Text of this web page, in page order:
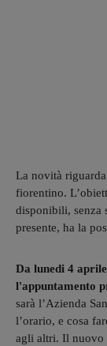
La novità
fiorentino.
disponibili, senza
presente, ha la
Da lunedi 4
l'appuntamento
sarà l’Azienda
l’orario, e cosa
agli altri. Il nuovo